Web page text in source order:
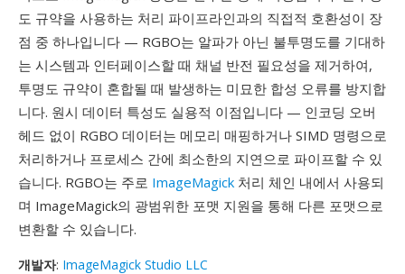
도 규약을 사용하는 처리 파이프라인과의 직접적 호환성이 장
점 중 하나입니다 — RGBO는 알파가 아닌 불투명도를 기대하
는 시스템과 인터페이스할 때 채널 반전 필요성을 제거하여,
투명도 규약이 혼합될 때 발생하는 미묘한 합성 오류를 방지합
니다. 원시 데이터 특성도 실용적 이점입니다 — 인코딩 오버
헤드 없이 RGBO 데이터는 메모리 매핑하거나 SIMD 명령으로
처리하거나 프로세스 간에 최소한의 지연으로 파이프할 수 있
습니다. RGBO는 주로 ImageMagick 처리 체인 내에서 사용되
며 ImageMagick의 광범위한 포맷 지원을 통해 다른 포맷으로
변환할 수 있습니다.
개발자: ImageMagick Studio LLC